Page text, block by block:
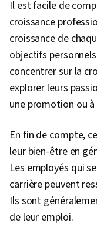
Il est facile de
croissance
croissance de
objectifs
concentrer sur la
explorer leurs
une promotion ou
En fin de compte,
leur bien-être en
Les employés qui
carrière peuvent
Ils sont
de leur emploi.